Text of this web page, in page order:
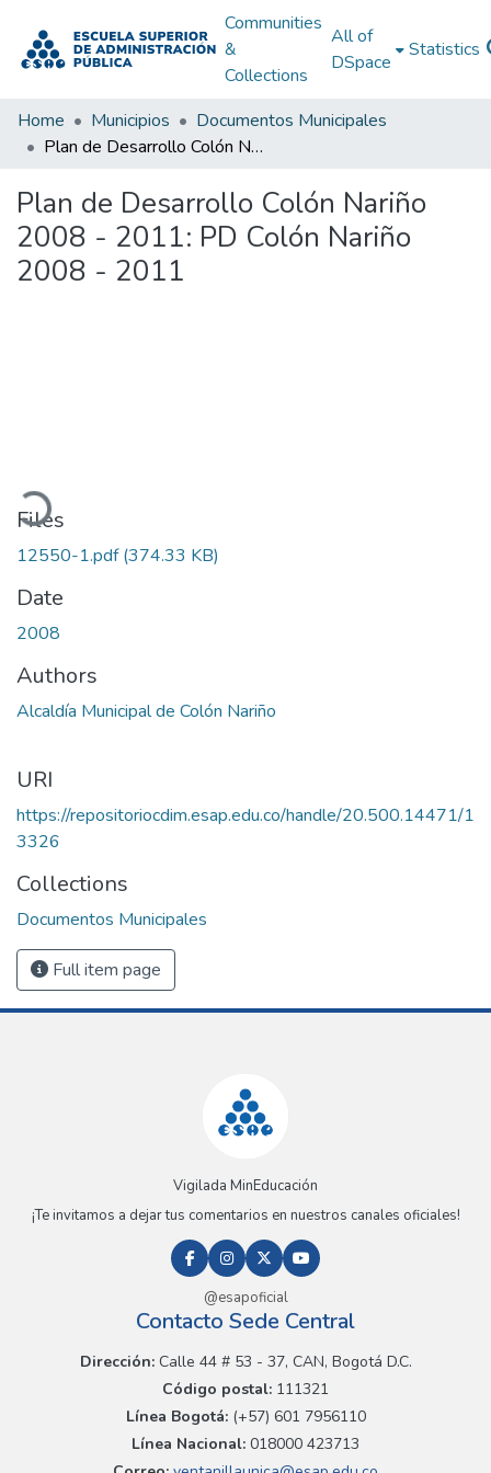
Communities
&
Collections
All of
DSpace
Statistics
Home Municipios
Documentos Municipales
Plan de Desarrollo Colón Nariño 2008 - 2011: PD Colón Nariño 2008 - 2011
Plan de Desarrollo Colón Nariño
2008 - 2011: PD Colón Nariño
2008 - 2011
Files
12550-1.pdf(374.33 KB)
Date
2008
Authors
Alcaldía Municipal de Colón Nariño
URI
https://repositoriocdim.esap.edu.co/handle/20.500.14471/1
3326
Collections
Documentos Municipales
Full item page
Vigilada MinEducación
¡Te invitamos a dejar tus comentarios en nuestros canales oficiales!
@esapoficial
Contacto Sede Central
Dirección:Calle 44 # 53 - 37, CAN, Bogotá D.C.
Código postal: 111321
Línea Bogotá:(+57) 601 7956110
Línea Nacional: 018000 423713